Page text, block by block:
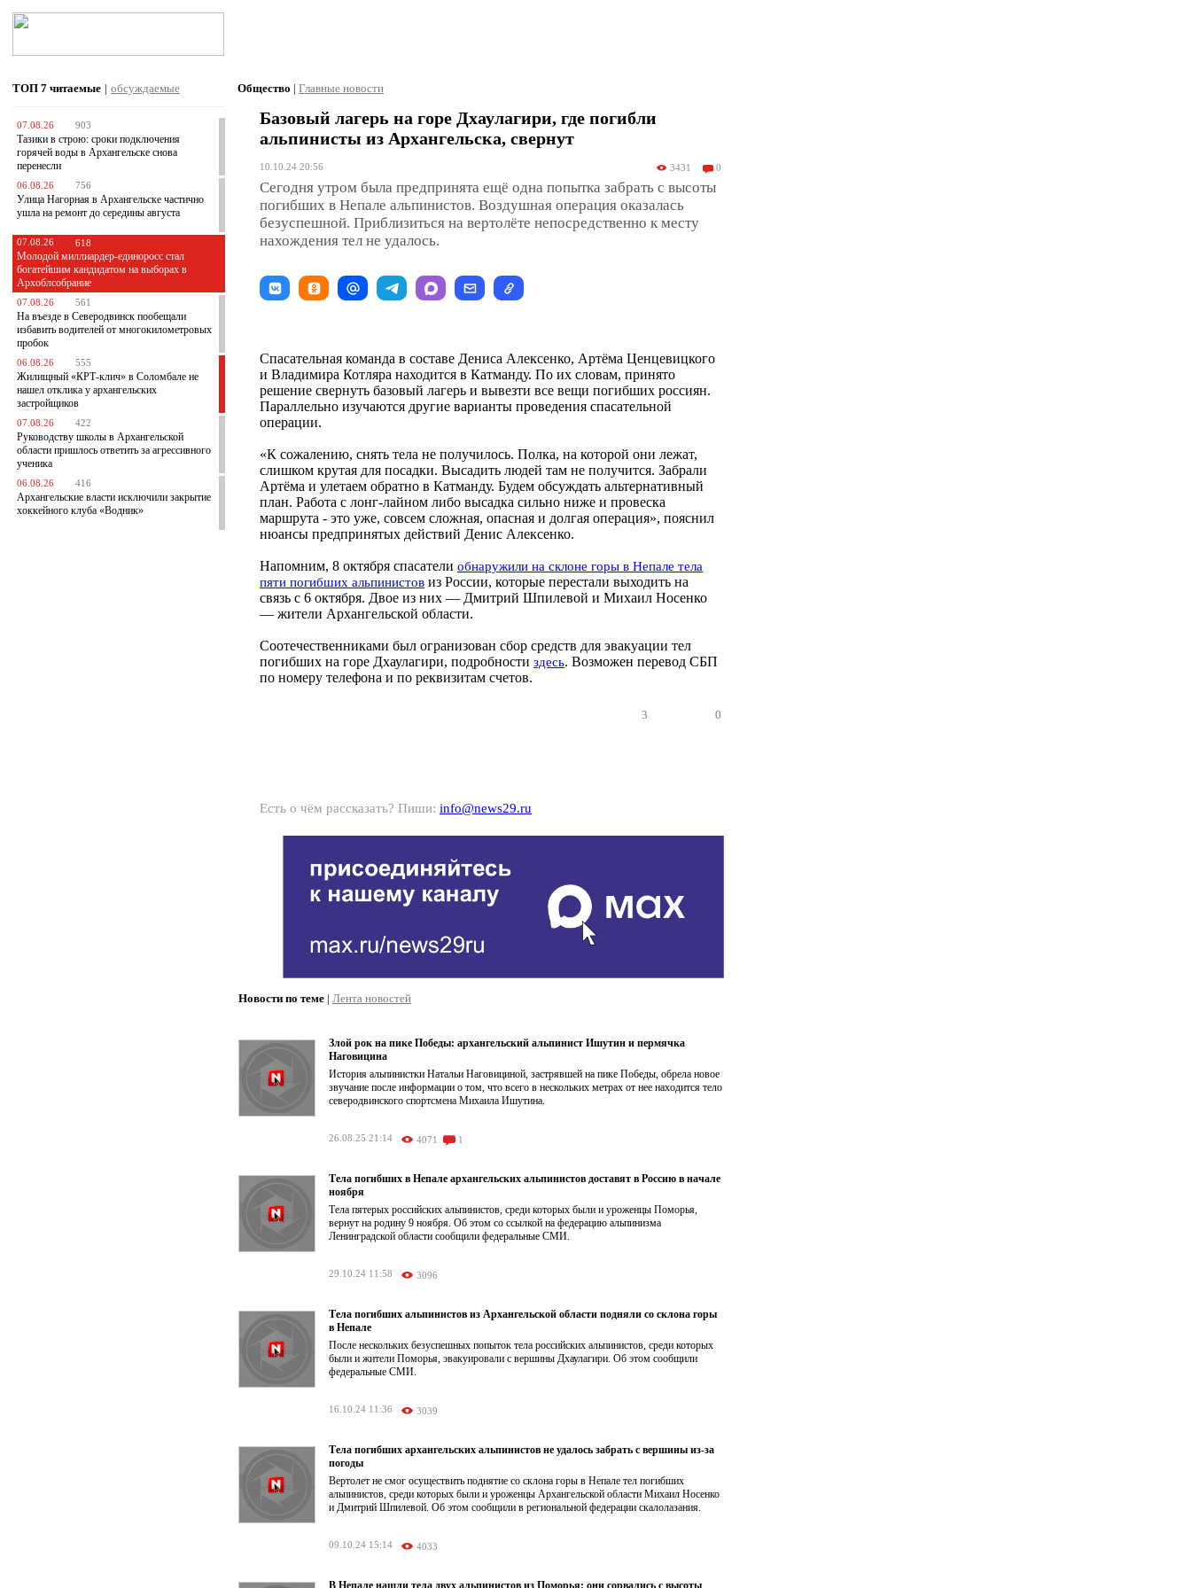
ТОП 7 читаемые | обсуждаемые
07.08.26 903
Тазики в строю: сроки подключения
горячей воды в Архангельске снова
перенесли
06.08.26 756
Улица Нагорная в Архангельске частично
ушла на ремонт до середины августа
07.08.26 618
Молодой миллиардер-единоросс стал
богатейшим кандидатом на выборах в
Архоблсобрание
07.08.26 561
На въезде в Северодвинск пообещали
избавить водителей от многокилометровых
пробок
06.08.26 555
Жилищный «КРТ-клич» в Соломбале не
нашел отклика у архангельских
застройщиков
07.08.26 422
Руководству школы в Архангельской
области пришлось ответить за агрессивного
ученика
06.08.26 416
Архангельские власти исключили закрытие
хоккейного клуба «Водник»
Общество | Главные новости
Базовый лагерь на горе Дхаулагири, где погибли
альпинисты из Архангельска, свернут
10.10.24 20:56 3431 0
Сегодня утром была предпринята ещё одна попытка забрать с высоты
погибших в Непале альпинистов. Воздушная операция оказалась
безуспешной. Приблизиться на вертолёте непосредственно к месту
нахождения тел не удалось.
Спасательная команда в составе Дениса Алексенко, Артёма Ценцевицкого
и Владимира Котляра находится в Катманду. По их словам, принято
решение свернуть базовый лагерь и вывезти все вещи погибших россиян.
Параллельно изучаются другие варианты проведения спасательной
операции.
«К сожалению, снять тела не получилось. Полка, на которой они лежат,
слишком крутая для посадки. Высадить людей там не получится. Забрали
Артёма и улетаем обратно в Катманду. Будем обсуждать альтернативный
план. Работа с лонг-лайном либо высадка сильно ниже и провеска
маршрута - это уже, совсем сложная, опасная и долгая операция», пояснил
нюансы предпринятых действий Денис Алексенко.
Напомним, 8 октября спасатели обнаружили на склоне горы в Непале тела
пяти погибших альпинистов из России, которые перестали выходить на
связь с 6 октября. Двое из них — Дмитрий Шпилевой и Михаил Носенко
— жители Архангельской области.
Соотечественниками был огранизован сбор средств для эвакуации тел
погибших на горе Дхаулагири, подробности здесь. Возможен перевод СБП
по номеру телефона и по реквизитам счетов.
3 0
Есть о чём рассказать? Пиши: info@news29.ru
Новости по теме | Лента новостей
Злой рок на пике Победы: архангельский альпинист Ишутин и пермячка
Наговицина
История альпинистки Натальи Наговициной, застрявшей на пике Победы, обрела новое
звучание после информации о том, что всего в нескольких метрах от нее находится тело
северодвинского спортсмена Михаила Ишутина.
26.08.25 21:14 4071 1
Тела погибших в Непале архангельских альпинистов доставят в Россию в начале
ноября
Тела пятерых российских альпинистов, среди которых были и уроженцы Поморья,
вернут на родину 9 ноября. Об этом со ссылкой на федерацию альпинизма
Ленинградской области сообщили федеральные СМИ.
29.10.24 11:58 3096
Тела погибших альпинистов из Архангельской области подняли со склона горы
в Непале
После нескольких безуспешных попыток тела российских альпинистов, среди которых
были и жители Поморья, эвакуировали с вершины Дхаулагири. Об этом сообщили
федеральные СМИ.
16.10.24 11:36 3039
Тела погибших архангельских альпинистов не удалось забрать с вершины из-за
погоды
Вертолет не смог осуществить поднятие со склона горы в Непале тел погибших
альпинистов, среди которых были и уроженцы Архангельской области Михаил Носенко
и Дмитрий Шпилевой. Об этом сообщили в региональной федерации скалолазания.
09.10.24 15:14 4033
В Непале нашли тела двух альпинистов из Поморья: они сорвались с высоты